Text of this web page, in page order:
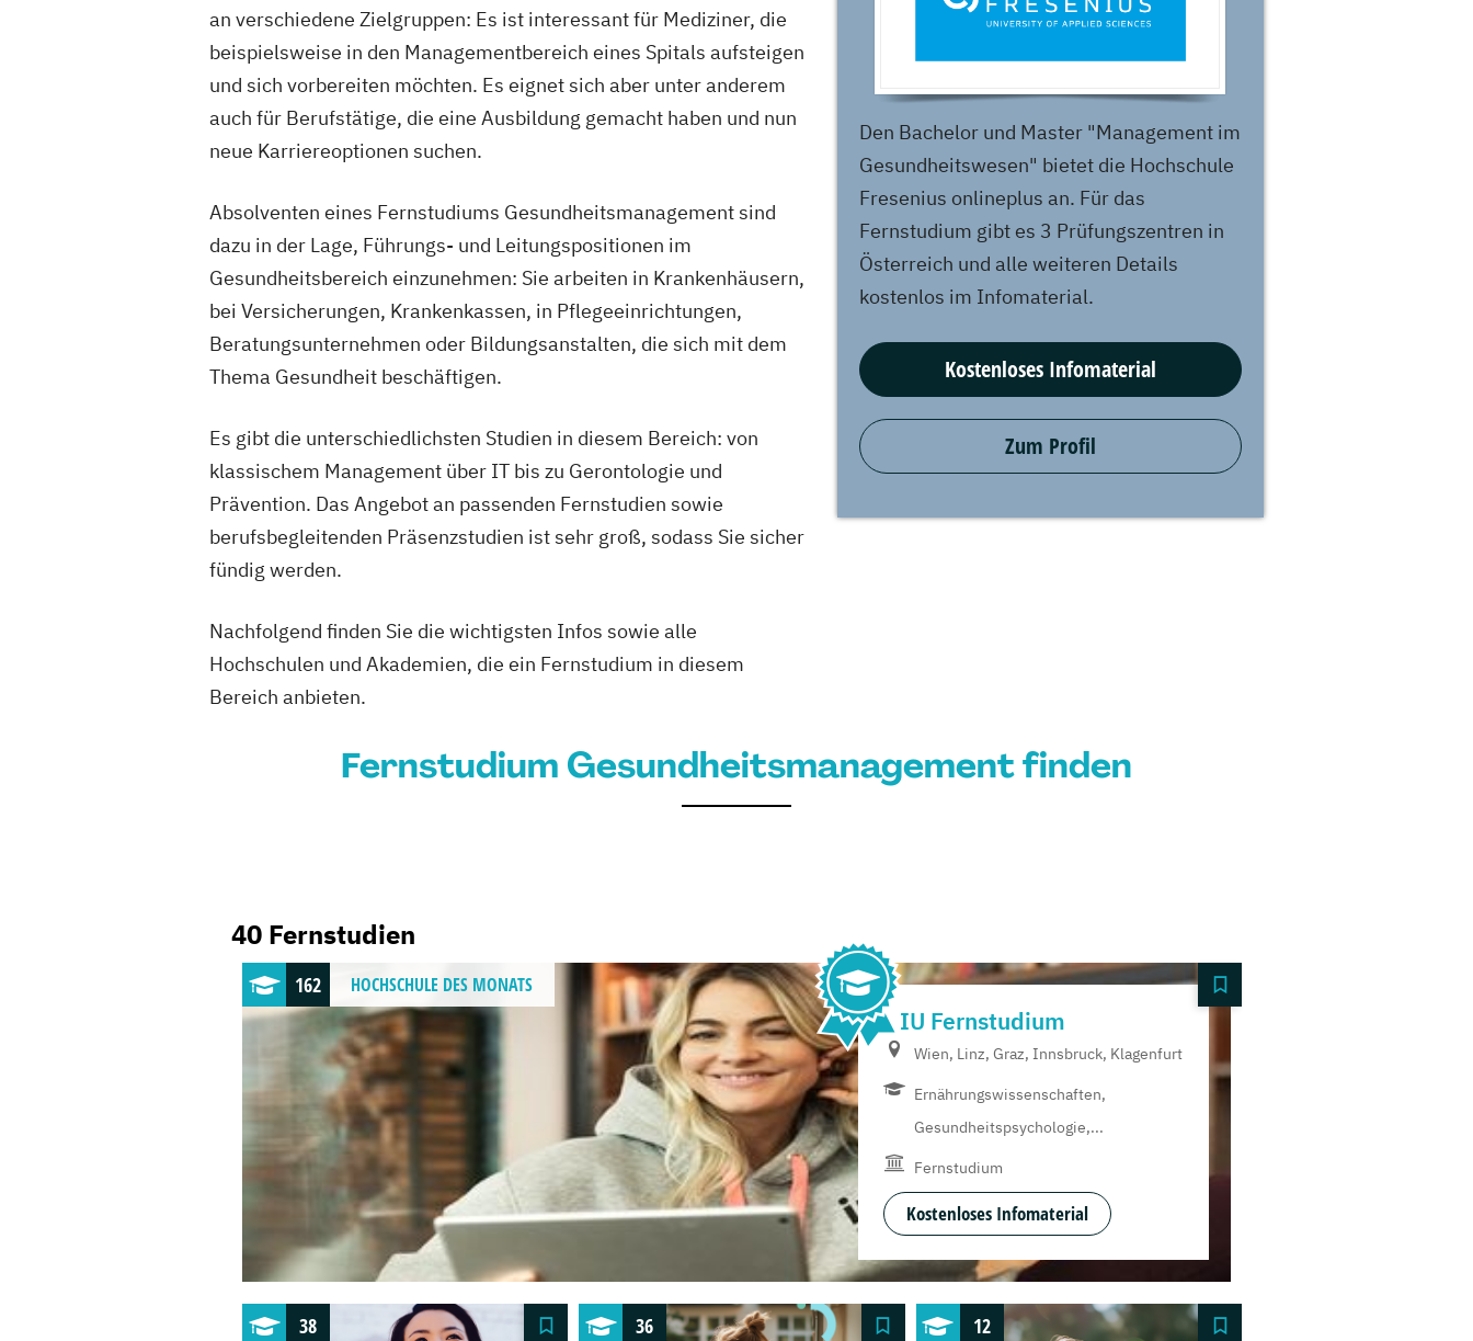
an verschiedene Zielgruppen: Es ist interessant für Mediziner, die
beispielsweise in den Managementbereich eines Spitals aufsteigen
und sich vorbereiten möchten. Es eignet sich aber unter anderem
auch für Berufstätige, die eine Ausbildung gemacht haben und nun
neue Karriereoptionen suchen.
Absolventen eines Fernstudiums Gesundheitsmanagement sind
dazu in der Lage, Führungs- und Leitungspositionen im
Gesundheitsbereich einzunehmen: Sie arbeiten in Krankenhäusern,
bei Versicherungen, Krankenkassen, in Pflegeeinrichtungen,
Beratungsunternehmen oder Bildungsanstalten, die sich mit dem
Thema Gesundheit beschäftigen.
Es gibt die unterschiedlichsten Studien in diesem Bereich: von
klassischem Management über IT bis zu Gerontologie und
Prävention. Das Angebot an passenden Fernstudien sowie
berufsbegleitenden Präsenzstudien ist sehr groß, sodass Sie sicher
fündig werden.
Nachfolgend finden Sie die wichtigsten Infos sowie alle
Hochschulen und Akademien, die ein Fernstudium in diesem
Bereich anbieten.
Den Bachelor und Master "Management im
Gesundheitswesen" bietet die Hochschule
Fresenius onlineplus an. Für das
Fernstudium gibt es 3 Prüfungszentren in
Österreich und alle weiteren Details
kostenlos im Infomaterial.
Kostenloses Infomaterial
Zum Profil
Fernstudium Gesundheitsmanagement finden
40 Fernstudien
162 HOCHSCHULE DES MONATS
IU Fernstudium
Wien, Linz, Graz, Innsbruck, Klagenfurt
Ernährungswissenschaften,
Gesundheitspsychologie,...
Fernstudium
Kostenloses Infomaterial
38 36 12